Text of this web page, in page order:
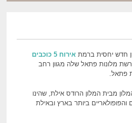
חדש יחסית ברמת
אירוח 5 כוכבים
מלונות פתאל שלה מגוון רחב
פתאל.
מבית המלון הרודס אילת, שהינו
ביותר בארץ ובאילת